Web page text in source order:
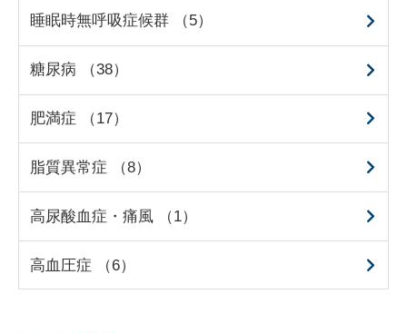
睡眠時無呼吸症候群 （5）
糖尿病 （38）
肥満症 （17）
脂質異常症 （8）
高尿酸血症・痛風 （1）
高血圧症 （6）